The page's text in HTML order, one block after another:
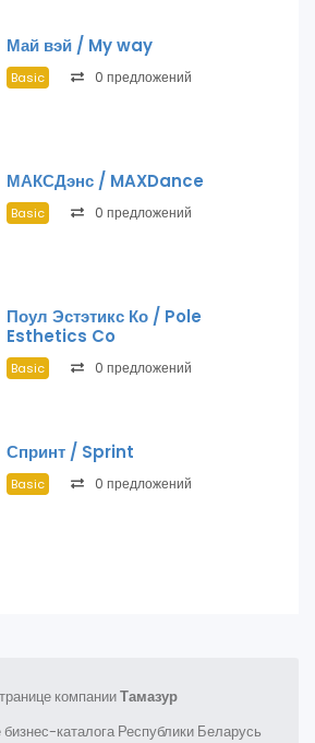
Май вэй / My way
Basic 0 предложений
МАКСДэнс / MAXDance
Basic 0 предложений
Поул Эстэтикс Ко / Pole
Esthetics Co
Basic 0 предложений
Спринт / Sprint
Basic 0 предложений
компанииТамазур
каталога Республики Беларусь